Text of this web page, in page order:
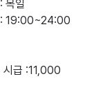
목일
: 19:00~24:00
시급 :11,000